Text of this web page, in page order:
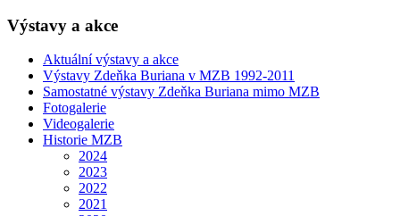
Výstavy a akce
Aktuální výstavy a akce
Výstavy Zdeňka Buriana v MZB 1992-2011
Samostatné výstavy Zdeňka Buriana mimo MZB
Fotogalerie
Videogalerie
Historie MZB
2024
2023
2022
2021